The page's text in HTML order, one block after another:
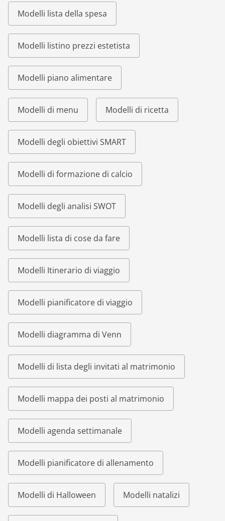
Modelli lista della spesa
Modelli listino prezzi estetista
Modelli piano alimentare
Modelli di menu Modelli di ricetta
Modelli degli obiettivi SMART
Modelli di formazione di calcio
Modelli degli analisi SWOT
Modelli lista di cose da fare
Modelli Itinerario di viaggio
Modelli pianificatore di viaggio
Modelli diagramma di Venn
Modelli di lista degli invitati al matrimonio
Modelli mappa dei posti al matrimonio
Modelli agenda settimanale
Modelli pianificatore di allenamento
Modelli di Halloween Modelli natalizi